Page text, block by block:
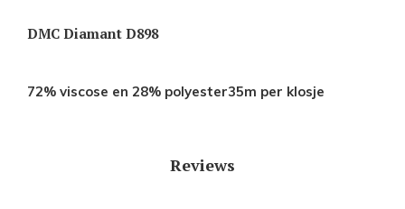
DMC Diamant D898
72% viscose en 28% polyester35m per klosje
Reviews